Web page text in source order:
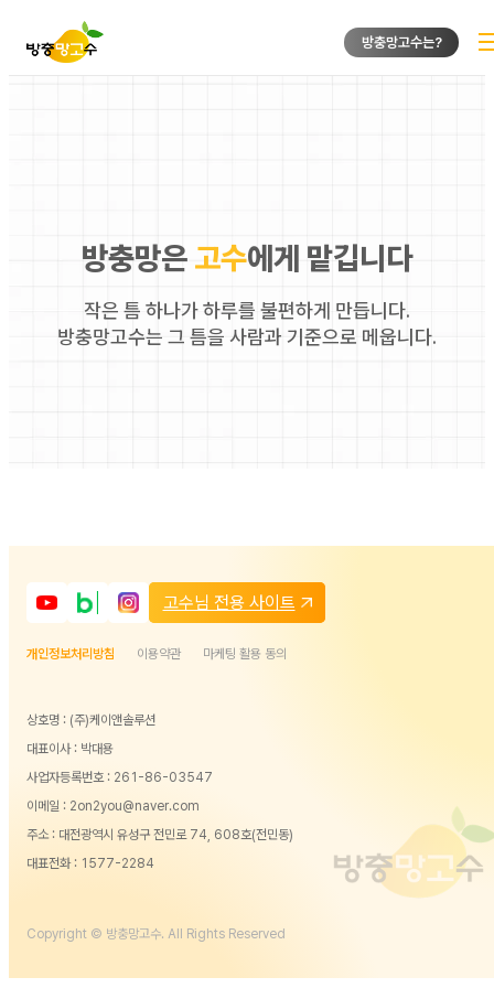
방충망고수는?
방충망은 고수에게 맡깁니다
작은 틈 하나가 하루를 불편하게 만듭니다.
방충망고수는 그 틈을 사람과 기준으로 메웁니다.
고수님 전용 사이트
개인정보처리방침 이용약관 마케팅 활용 동의
상호명 : (주)케이앤솔루션
대표이사 : 박대용
사업자등록번호 : 261-86-03547
이메일 : 2on2you@naver.com
주소 : 대전광역시 유성구 전민로 74, 608호(전민동)
대표전화 : 1577-2284
Copyright © 방충망고수. All Rights Reserved